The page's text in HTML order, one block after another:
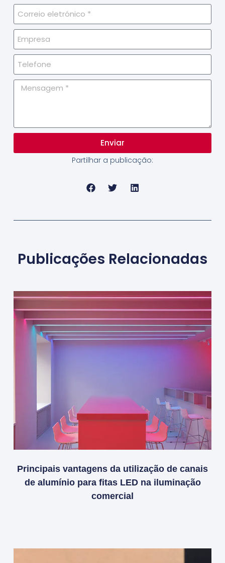
Enviar
Partilhar a publicação:
Publicações Relacionadas
Principais vantagens da utilização de canais
de alumínio para fitas LED na iluminação
comercial